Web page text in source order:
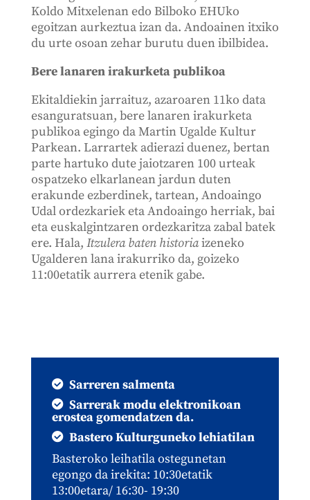
Koldo Mitxelenan edo Bilboko EHUko
egoitzan aurkeztua izan da. Andoainen itxiko
du urte osoan zehar burutu duen ibilbidea.
Bere lanaren irakurketa publikoa
Ekitaldiekin jarraituz, azaroaren 11ko data
esanguratsuan, bere lanaren irakurketa
publikoa egingo da Martin Ugalde Kultur
Parkean. Larrartek adierazi duenez, bertan
parte hartuko dute jaiotzaren 100 urteak
ospatzeko elkarlanean jardun duten
erakunde ezberdinek, tartean, Andoaingo
Udal ordezkariek eta Andoaingo herriak, bai
eta euskalgintzaren ordezkaritza zabal batek
ere. Hala, Itzulera baten historiaizeneko
Ugalderen lana irakurriko da, goizeko
11:00etatik aurrera etenik gabe.
Sarreren salmenta
Sarrerak modu elektronikoan
erostea gomendatzen da.
Bastero Kulturguneko lehiatilan
Basteroko leihatila ostegunetan
egongo da irekita: 10:30etatik
13:00etara/ 16:30- 19:30